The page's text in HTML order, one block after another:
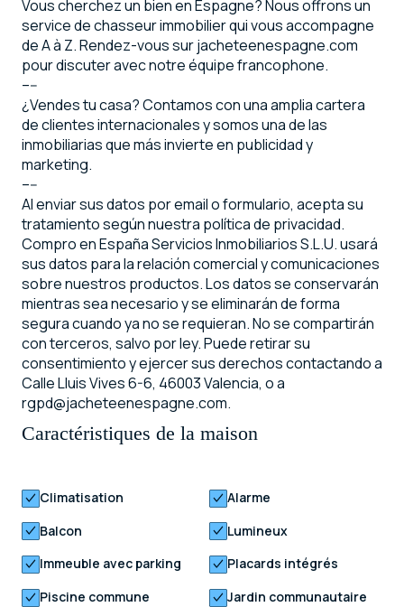
Vous cherchez un bien en Espagne? Nous offrons un
service de chasseur immobilier qui vous accompagne
de A à Z. Rendez-vous sur jacheteenespagne.com
pour discuter avec notre équipe francophone.
–--
¿Vendes tu casa? Contamos con una amplia cartera
de clientes internacionales y somos una de las
inmobiliarias que más invierte en publicidad y
marketing.
–--
Al enviar sus datos por email o formulario, acepta su
tratamiento según nuestra política de privacidad.
Compro en España Servicios Inmobiliarios S.L.U. usará
sus datos para la relación comercial y comunicaciones
sobre nuestros productos. Los datos se conservarán
mientras sea necesario y se eliminarán de forma
segura cuando ya no se requieran. No se compartirán
con terceros, salvo por ley. Puede retirar su
consentimiento y ejercer sus derechos contactando a
Calle Lluis Vives 6-6, 46003 Valencia, o a
rgpd@jacheteenespagne.com.
Caractéristiques de la maison
Climatisation
Alarme
Balcon
Lumineux
Immeuble avec parking
Placards intégrés
Piscine commune
Jardin communautaire